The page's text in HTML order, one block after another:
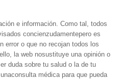
e información. Como tal, todos
concienzudamentepero es
error o que no recojan todos los
la web nosustituye una opinión o
duda sobre tu salud o la de tu
médica para que pueda